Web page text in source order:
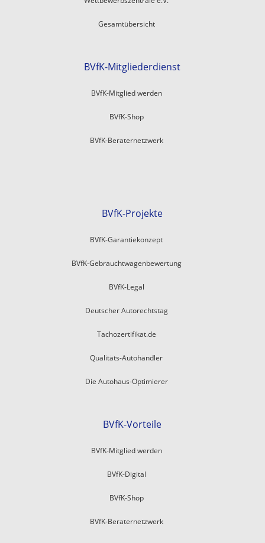
Gesamtübersicht
BVfK-Mitgliederdienst
BVfK-Mitglied werden
BVfK-Shop
BVfK-Beraternetzwerk
BVfK-Projekte
BVfK-Garantiekonzept
BVfK-Gebrauchtwagenbewertung
BVfK-Legal
Deutscher Autorechtstag
Tachozertifikat.de
Qualitäts-Autohändler
Die Autohaus-Optimierer
BVfK-Vorteile
BVfK-Mitglied werden
BVfK-Digital
BVfK-Shop
BVfK-Beraternetzwerk